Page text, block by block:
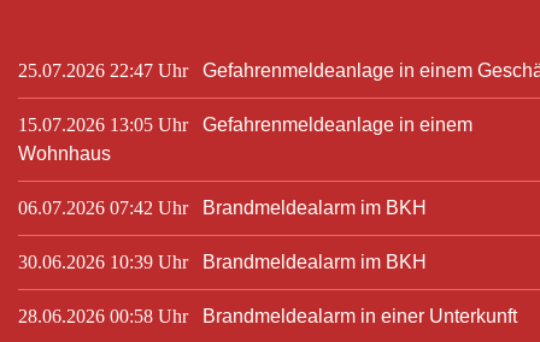
25.07.2026 22:47 Uhr Gefahrenmeldeanlage in einem
15.07.2026 13:05 Uhr
Gefahrenmeldeanlage in einem
Wohnhaus
06.07.2026 07:42 Uhr Brandmeldealarm im BKH
30.06.2026 10:39 Uhr Brandmeldealarm im BKH
28.06.2026 00:58 Uhr Brandmeldealarm in einer Unterkunft